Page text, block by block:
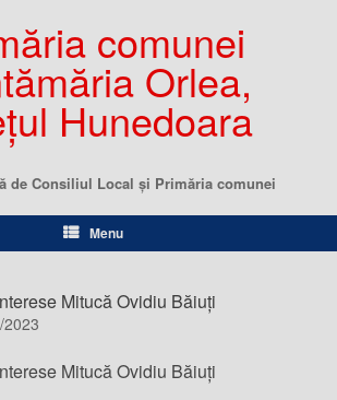
comunei
Orlea,
Hunedoara
de Consiliul Local şi Primăria comunei
Menu
Mitucă Ovidiu Băiuți
Mitucă Ovidiu Băiuți